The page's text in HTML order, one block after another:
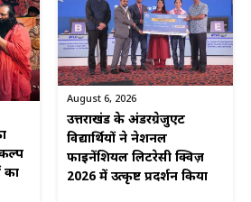
का
August 6, 2026
उत्तराखंड के अंडरग्रेजुएट
विद्यार्थियों ने नेशनल
फाइनेंशियल लिटरेसी क्विज़
2026 में उत्कृष्ट प्रदर्शन किया